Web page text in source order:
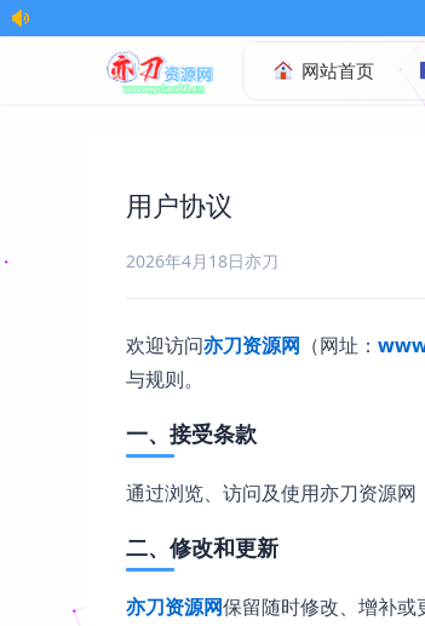
网站首页
用户协议
2026年4月18日亦刀
欢迎访问亦刀资源网 （网址：
与规则。
一、接受条款
通过浏览、访问及使用亦刀资源网
二、修改和更新
亦刀资源网保留随时修改、增补或